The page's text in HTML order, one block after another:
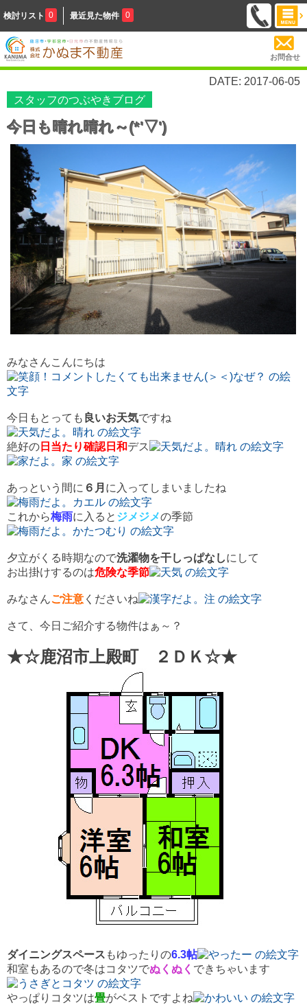
検討リスト 0 最近見た物件 0
お問合せ
DATE: 2017-06-05
スタッフのつぶやきブログ
今日も晴れ晴れ～(*'▽')
みなさんこんにちは
今日もとっても 良いお天気ですね
絶好の 日当たり確認日和デス
あっという間に ６月 に入ってしまいましたね
これから梅雨に入ると ジメジメの季節
夕立がくる時期なので洗濯物を干しっぱなしにして
お出掛けするのは危険な季節
みなさんご注意 くださいね
さて、今日ご紹介する物件はぁ～？
★☆鹿沼市上殿町 ２ＤＫ☆★
ダイニングスペース もゆったりの6.3帖
和室もあるので冬はコタツでぬくぬく できちゃいます
やっぱりコタツは畳がベストですよね